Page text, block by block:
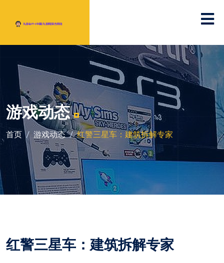
游戏动态
首页 游戏动态 红警三星车：建筑拆解专家
红警三星车：建筑拆解专家